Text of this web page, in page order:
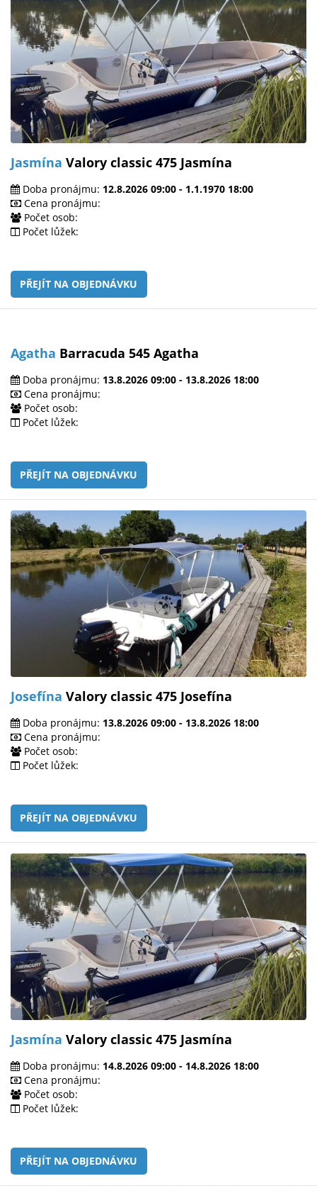
Jasmína Valory classic 475 Jasmína
Doba pronájmu: 12.8.2026 09:00 - 1.1.1970 18:00
Cena pronájmu:
Počet osob:
Počet lůžek:
PŘEJÍT NA OBJEDNÁVKU
Agatha Barracuda 545 Agatha
Doba pronájmu: 13.8.2026 09:00 - 13.8.2026 18:00
Cena pronájmu:
Počet osob:
Počet lůžek:
PŘEJÍT NA OBJEDNÁVKU
Josefína Valory classic 475 Josefína
Doba pronájmu: 13.8.2026 09:00 - 13.8.2026 18:00
Cena pronájmu:
Počet osob:
Počet lůžek:
PŘEJÍT NA OBJEDNÁVKU
Jasmína Valory classic 475 Jasmína
Doba pronájmu: 14.8.2026 09:00 - 14.8.2026 18:00
Cena pronájmu:
Počet osob:
Počet lůžek:
PŘEJÍT NA OBJEDNÁVKU